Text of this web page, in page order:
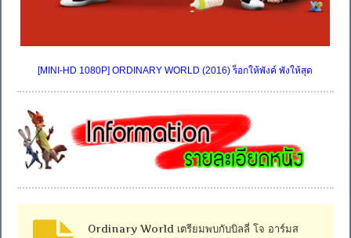
[MINI-HD 1080P] ORDINARY WORLD (2016) ร็อกให้พังค์ พังให้สุด
Ordinary World เตรียมพบกับบิลลี่ โจ อาร์มส